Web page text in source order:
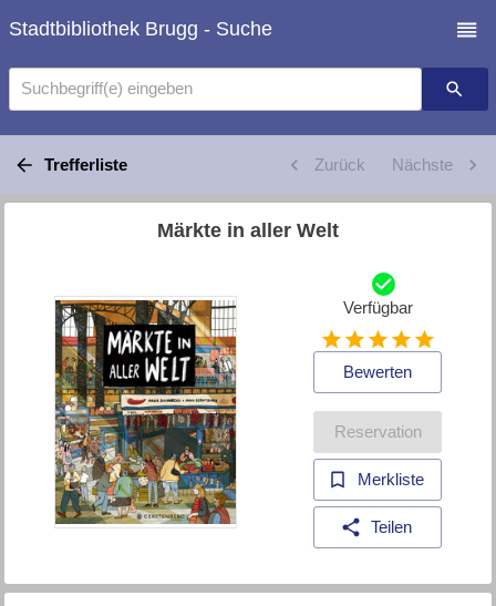
Stadtbibliothek Brugg - Suche
Suchbegriff(e) eingeben
Trefferliste Zurück Nächste
Märkte in aller Welt
Verfügbar
Bewerten
Reservation
Merkliste
Teilen